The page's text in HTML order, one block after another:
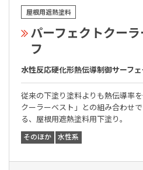
屋根用遮熱塗料
パーフェクトクー
フ
水性反応硬化形熱伝導制御サーフ
従来の下塗り塗料よりも熱伝導率
クーラーベスト」との組み合わせ
る、屋根用遮熱塗料用下塗り。
そのほか 水性系